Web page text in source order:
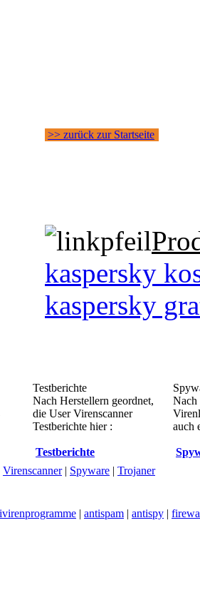
>> zurück zur Startseite
kaspersky
kaspersky
Testberichte
Nach Herstellern geordnet,
die User Virenscanner
Testberichte hier :
Testberichte
Nach
auch
Virenscanner| Spyware | Trojaner
| antispam | antispy |